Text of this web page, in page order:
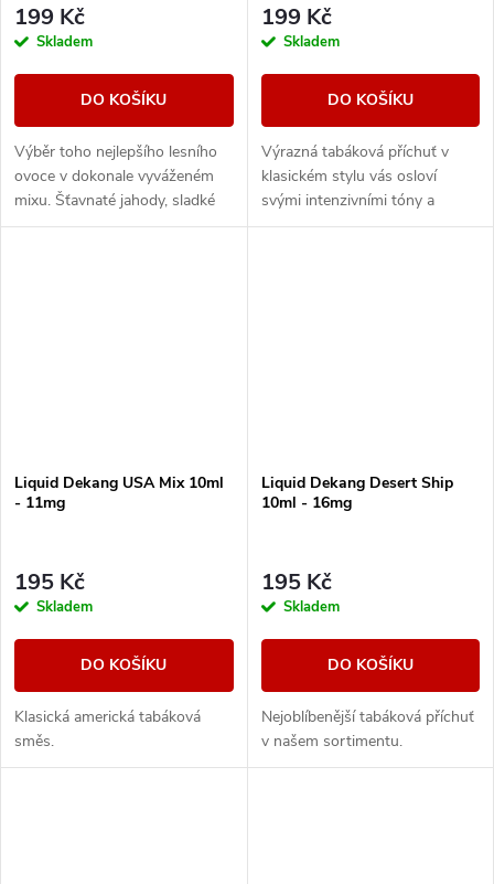
199 Kč
Skladem
DO KOŠÍKU
Výběr toho nejlepšího lesního
ovoce v dokonale vyváženém
mixu. Šťavnaté jahody, sladké
maliny nebo vyzrálé borůvky, to
199 Kč
Skladem
DO KOŠÍKU
Výrazná tabáková příchuť v
klasickém stylu vás osloví
svými intenzivními tóny a
dřevitou dochutí.
Liquid Dekang USA Mix 10ml
- 11mg
195 Kč
Skladem
DO KOŠÍKU
Klasická americká tabáková
směs.
Liquid Dekang Desert Ship
10ml - 16mg
195 Kč
Skladem
DO KOŠÍKU
Nejoblíbenější tabáková příchuť
v našem sortimentu.